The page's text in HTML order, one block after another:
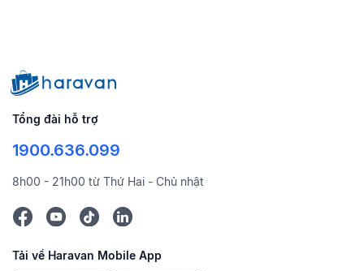
Tổng đài hỗ trợ
1900.636.099
8h00 - 21h00 từ Thứ Hai - Chủ nhật
Tải về Haravan Mobile App